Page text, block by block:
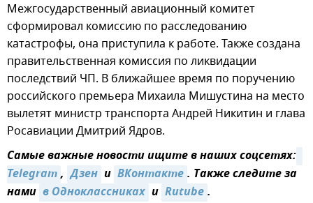
Межгосударственный авиационный комитет
сформировал комиссию по расследованию
катастрофы, она приступила к работе. Также создана
правительственная комиссия по ликвидации
последствий ЧП. В ближайшее время по поручению
российского премьера Михаила Мишустина на место
вылетят министр транспорта Андрей Никитин и глава
Росавиации Дмитрий Ядров.
Самые важные новости ищите в наших соцсетях:
Telegram, Дзен и ВКонтакте. Также следите за
нами в Одноклассниках и Rutube.